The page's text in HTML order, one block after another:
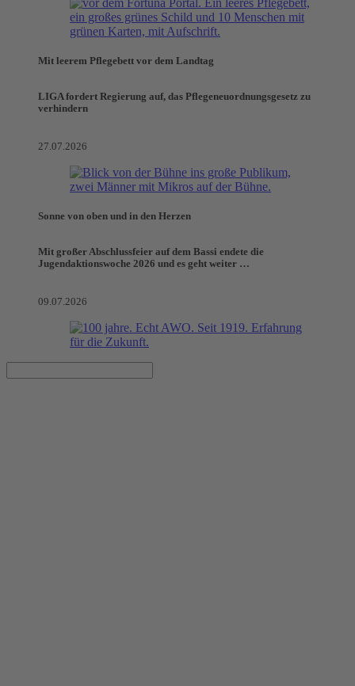
Mit leerem Pflegebett vor dem Landtag
LIGA fordert Regierung auf, das Pflegeneuordnungsgesetz zu
verhindern
27.07.2026
Sonne von oben und in den Herzen
Mit großer Abschlussfeier auf dem Bassi endete die
Jugendaktionswoche 2026 und es geht weiter …
09.07.2026